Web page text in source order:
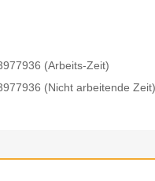
(Arbeits-Zeit)
(Nicht arbeitende Zeit)